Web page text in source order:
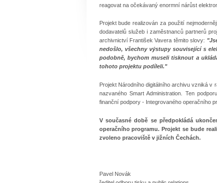
reagovat na očekávaný enormní nárůst
Projekt bude realizován za použití
dodavatelů služeb i zaměstnanců partnerů
archivnictví František Vavera těmito slovy:
nedošlo, všechny výstupy související s
podobně, bychom museli tisknout a
tohoto projektu podíleli."
Projekt Národního digitálního archivu vzniká
nazvaného Smart Administration. Ten
finanční podpory - Integrovaného operačního
V současné době se předpokládá
operačního programu. Projekt se bude
zvoleno pracoviště v jižních Čechách.
Pavel Novák